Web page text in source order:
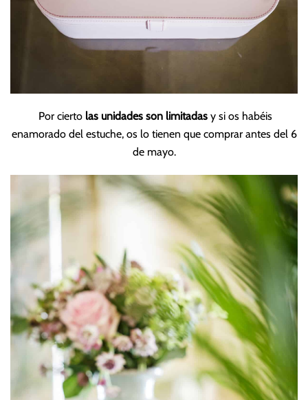
Por cierto las unidades son limitadas y si os habéis
enamorado del estuche, os lo tienen que comprar antes del 6
de mayo.